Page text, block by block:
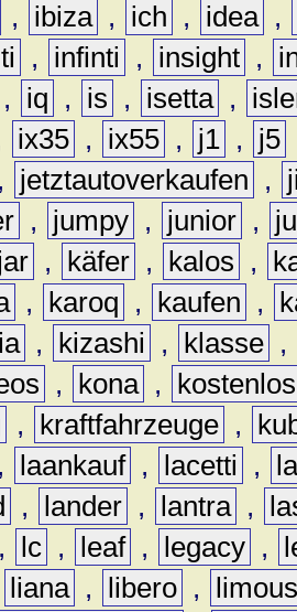
, ibiza , ich , idea ,
, infinti , insight ,
, iq , is , isetta ,
ix35 , ix55 , j1 , j5
, jetztautoverkaufen ,
, jumpy , junior ,
, käfer , kalos ,
, karoq , kaufen ,
, kizashi , klasse ,
, kona ,
kostenlos
, kraftfahrzeuge ,
, laankauf , lacetti ,
, lander , lantra ,
, lc , leaf , legacy ,
liana , libero ,